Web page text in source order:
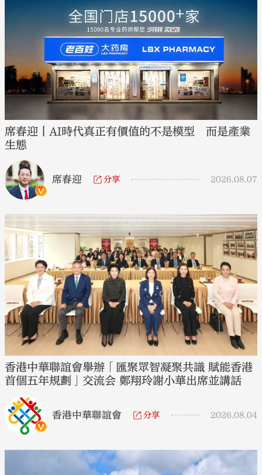
席春迎丨AI時代真正有價值的不是模型 而是產業
生態
席春迎 分享 2026.08.07
香港中華聯誼會舉辦「匯聚眾智凝聚共識 賦能香港
首個五年規劃」交流会 鄭翔玲謝小華出席並講話
香港中華聯誼會 分享 2026.08.04